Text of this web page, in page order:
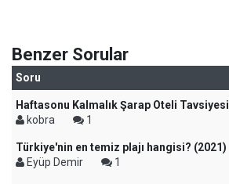
Benzer Sorular
Soru
Haftasonu Kalmalık Şarap Oteli Tavsiyesi
kobra
1
Türkiye'nin en temiz plajı hangisi? (2021)
Eyüp Demir
1